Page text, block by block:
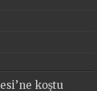
koştu